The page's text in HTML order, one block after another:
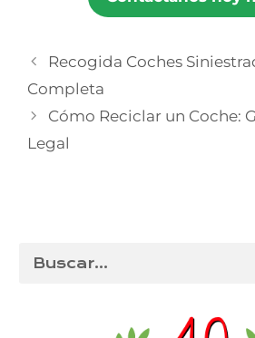
Recogida Coches
Completa
Cómo Reciclar un Coche:
Legal